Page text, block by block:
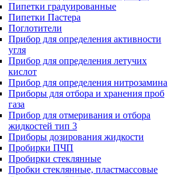
Пипетки градуированные
Пипетки Пастера
Поглотители
Прибор для определения активности
угля
Прибор для определения летучих
кислот
Прибор для определения нитрозамина
Приборы для отбора и хранения проб
газа
Прибор для отмеривания и отбора
жидкостей тип 3
Приборы дозирования жидкости
Пробирки ПЧП
Пробирки стеклянные
Пробки стеклянные, пластмассовые